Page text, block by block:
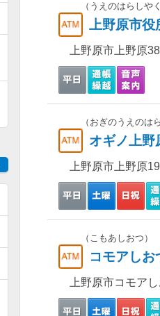
（うえのはらしや
上野原市役
上野原市上野原
（おぎのうえのはら
オギノ上野
上野原市上野原
（こもあしおつ）
コモアしお
上野原市コモア